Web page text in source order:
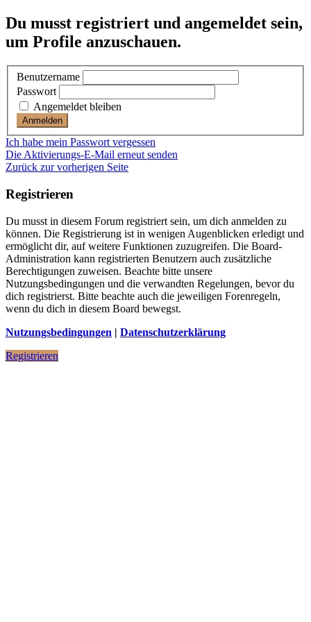
Du musst registriert und angemeldet sein,
um Profile anzuschauen.
Benutzername
Passwort
Angemeldet bleiben
Ich habe mein Passwort vergessen
Die Aktivierungs-E-Mail erneut senden
Zurück zur vorherigen Seite
Registrieren
Du musst in diesem Forum registriert sein, um dich anmelden zu
können. Die Registrierung ist in wenigen Augenblicken erledigt und
ermöglicht dir, auf weitere Funktionen zuzugreifen. Die Board-
Administration kann registrierten Benutzern auch zusätzliche
Berechtigungen zuweisen. Beachte bitte unsere
Nutzungsbedingungen und die verwandten Regelungen, bevor du
dich registrierst. Bitte beachte auch die jeweiligen Forenregeln,
wenn du dich in diesem Board bewegst.
Nutzungsbedingungen | Datenschutzerklärung
Registrieren